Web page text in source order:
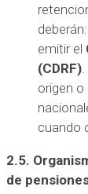
emitir el
(CDRF)
origen o
cuando
2.5.
de